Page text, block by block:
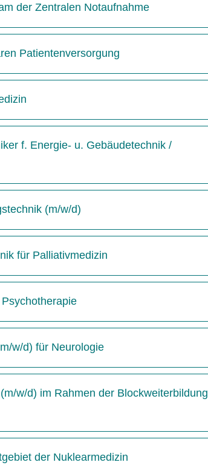
der Zentralen Notaufnahme
Patientenversorgung
f. Energie- u. Gebäudetechnik /
(m/w/d)
für Palliativmedizin
w/d) für Neurologie
w/d) im Rahmen der Blockweiterbildung
der Nuklearmedizin